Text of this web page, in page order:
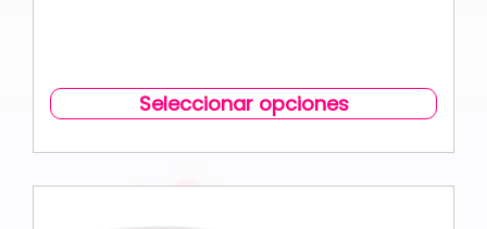
Seleccionar opciones